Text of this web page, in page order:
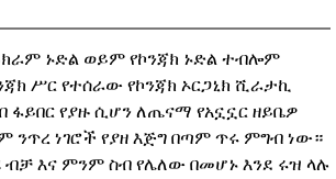
ኑድል ወይም የኮንጃክ ኑድል ተብሎም
ሥር የተሰራው የኮንጃክ ኦርጋኒክ ሺራታኪ
ፋይበር የያዙ ሲሆን ለጤናማ የአኗኗር ዘይቤዎ
ንጥረ ነገሮች የያዘ እጅግ በጣም ጥሩ ምግብ ነው።
ብቻ እና ምንም ስብ የሌለው በመሆኑ እንደ ሩዝ ላሉ